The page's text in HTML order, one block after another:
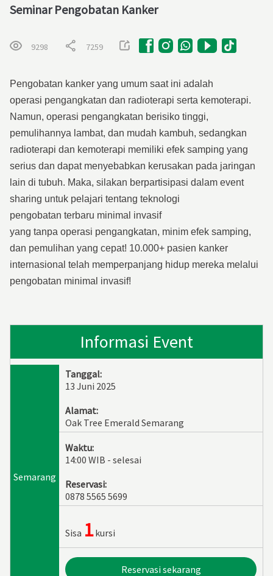
Seminar Pengobatan Kanker
9298 7259
Pengobatan kanker yang umum saat ini adalah
operasi pengangkatan dan radioterapi serta kemoterapi.
Namun, operasi pengangkatan berisiko tinggi,
pemulihannya lambat, dan mudah kambuh, sedangkan
radioterapi dan kemoterapi memiliki efek samping yang
serius dan dapat menyebabkan kerusakan pada jaringan
lain di tubuh. Maka, silakan berpartisipasi dalam event
sharing untuk pelajari tentang teknologi
pengobatan terbaru minimal invasif
yang tanpa operasi pengangkatan, minim efek samping,
dan pemulihan yang cepat! 10.000+ pasien kanker
internasional telah memperpanjang hidup mereka melalui
pengobatan minimal invasif!
Informasi Event
Semarang
Tanggal:
13 Juni 2025
Alamat:
Oak Tree Emerald Semarang
Waktu:
14:00 WIB - selesai
Reservasi:
0878 5565 5699
Reservasi sekarang
Sisa 1kursi